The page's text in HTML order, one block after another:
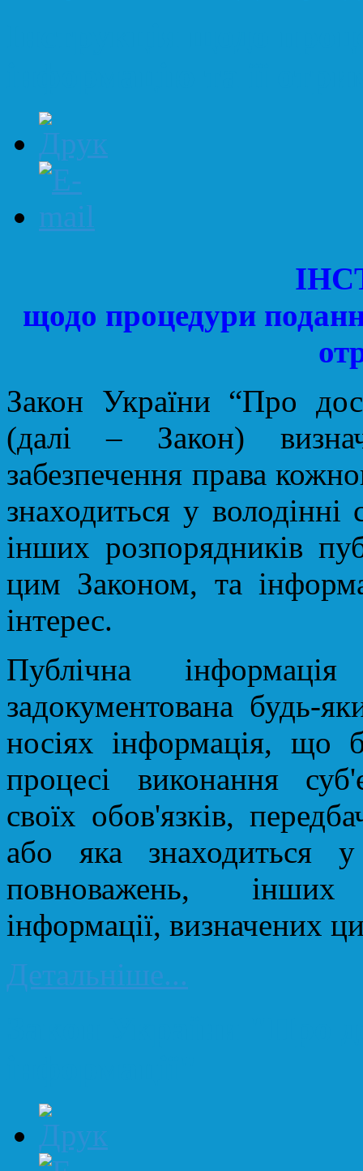
щодо процедури
Закон України “Про
(далі – Закон)
забезпечення права
знаходиться у володінні
інших розпорядників
цим Законом, та
інтерес.
Публічна
задокументована будь-
носіях інформація, що
процесі виконання
своїх обов'язків,
або яка знаходиться у
повноважень, інших
інформації, визначених
Детальніше...